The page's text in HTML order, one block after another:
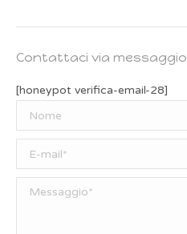
Contattaci via messaggio
[honeypot verifica-email-28]